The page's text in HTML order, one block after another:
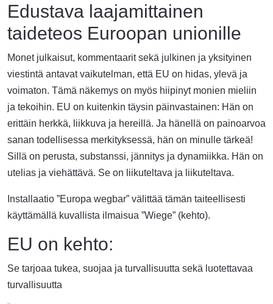
Edustava laajamittainen
taideteos Euroopan unionille
Monet julkaisut, kommentaarit sekä julkinen ja yksityinen
viestintä antavat vaikutelman, että EU on hidas, ylevä ja
voimaton. Tämä näkemys on myös hiipinyt monien mieliin
ja tekoihin. EU on kuitenkin täysin päinvastainen: Hän on
erittäin herkkä, liikkuva ja hereillä. Ja hänellä on painoarvoa
sanan todellisessa merkityksessä, hän on minulle tärkeä!
Sillä on perusta, substanssi, jännitys ja dynamiikka. Hän on
utelias ja viehättävä. Se on liikuteltava ja liikuteltava.
Installaatio ”Europa wegbar” välittää tämän taiteellisesti
käyttämällä kuvallista ilmaisua ”Wiege” (kehto).
EU on kehto:
Se tarjoaa tukea, suojaa ja turvallisuutta sekä luotettavaa
turvallisuutta